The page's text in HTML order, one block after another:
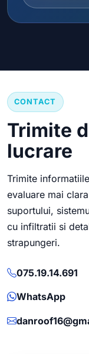
CONTACT
Trimite
lucrare
Trimite
evaluare mai
suportului,
cu infiltratii si
strapungeri.
075.19.14.691
WhatsApp